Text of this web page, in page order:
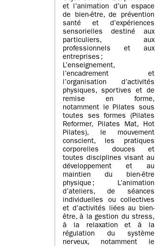
et l’animation d’un espace
de bien-être, de prévention
santé et d’expériences
sensorielles destiné aux
particuliers, aux
professionnels et aux
entreprises ;
L’enseignement,
l’encadrement et
l’organisation d’activités
physiques, sportives et de
remise en forme,
notamment le Pilates sous
toutes ses formes (Pilates
Reformer, Pilates Mat, Hot
Pilates), le mouvement
conscient, les pratiques
corporelles douces et
toutes disciplines visant au
développement et au
maintien du bien-être
physique ; L’animation
d’ateliers, de séances
individuelles ou collectives
et d’activités liées au bien-
être, à la gestion du stress,
à la relaxation et à la
régulation du système
nerveux, notamment le